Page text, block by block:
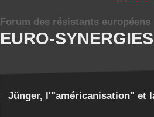
EURO-SYNERGIES
Forum des résistants européens
Jünger, l'"américanisation" et